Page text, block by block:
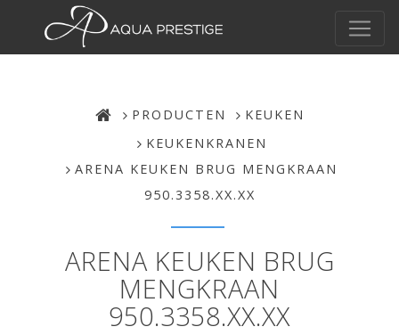
PRODUCTEN
KEUKEN
KEUKENKRANEN
ARENA KEUKEN BRUG MENGKRAAN
950.3358.XX.XX
ARENA KEUKEN BRUG
MENGKRAAN
950.3358.XX.XX